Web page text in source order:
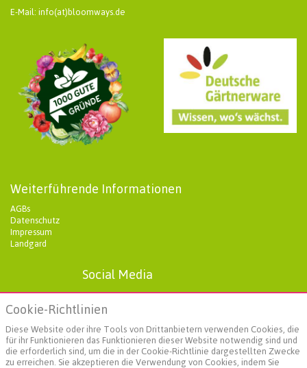
E-Mail: info(at)bloomways.de
Weiterführende Informationen
AGBs
Datenschutz
Impressum
Landgard
Social Media
Cookie-Richtlinien
Diese Website oder ihre Tools von Drittanbietern verwenden Cookies, die
für ihr Funktionieren das Funktionieren dieser Website notwendig sind und
die erforderlich sind, um die in der Cookie-Richtlinie dargestellten Zwecke
zu erreichen. Sie akzeptieren die Verwendung von Cookies, indem Sie